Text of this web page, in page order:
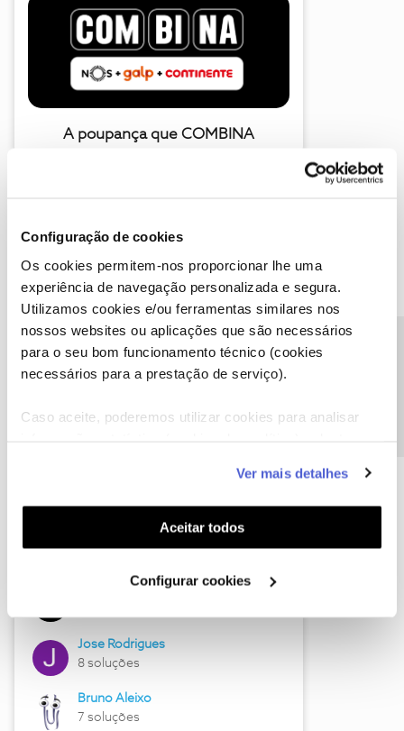
Configuração de cookies
Os cookies permitem-nos proporcionar lhe uma
experiência de navegação personalizada e segura.
Utilizamos cookies e/ou ferramentas similares nos
nossos websites ou aplicações que são necessários
para o seu bom funcionamento técnico (cookies
necessários para a prestação de serviço).
Caso aceite, poderemos utilizar cookies para analisar
funcionalidades (cookies de personalização e
funcionalidade) e adaptar anúncios aos seus interesses
(cookies de publicidade personalizada). Pode gerir a
utilização dos cookies clicando em "Configurar
Ver mais detalhes
Aceitar todos
Configurar cookies
A poupança que COMBINA
Descubra as novidades de junho
Hall of Fame de junho
Jose Rodrigues
8 soluções
Bruno Aleixo
7 soluções